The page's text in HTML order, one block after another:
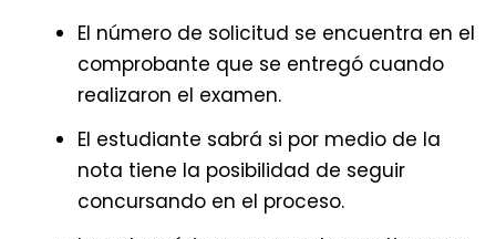
El número de solicitud se encuentra en el
comprobante que se entregó cuando
realizaron el examen.
El estudiante sabrá si por medio de la
nota tiene la posibilidad de seguir
concursando en el proceso.